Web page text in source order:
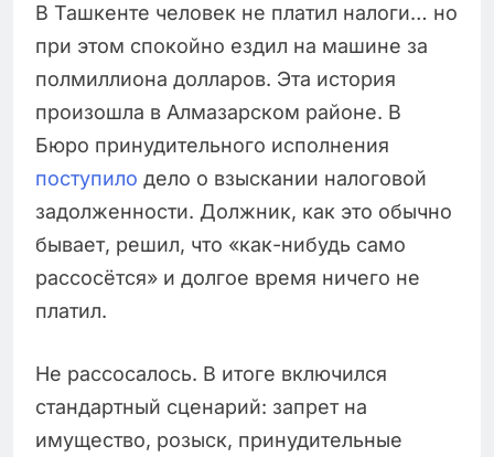
В Ташкенте человек не платил налоги… но
при этом спокойно ездил на машине за
полмиллиона долларов. Эта история
произошла в Алмазарском районе. В
Бюро принудительного исполнения
поступило дело о взыскании налоговой
задолженности. Должник, как это обычно
бывает, решил, что «как-нибудь само
рассосётся» и долгое время ничего не
платил.
Не рассосалось. В итоге включился
стандартный сценарий: запрет на
имущество, розыск, принудительные